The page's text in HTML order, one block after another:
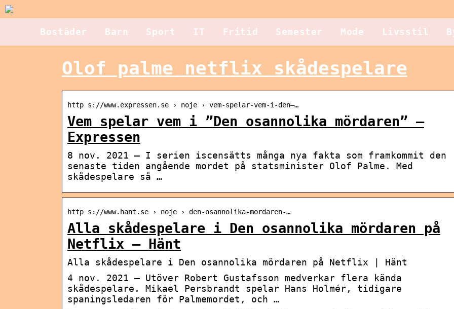
Bostäder Barn Sport IT Fritid Semester Mode Livsstil
Olof palme netflix skådespelare
http s://www.expressen.se › noje › vem-spelar-vem-i-den–…
Vem spelar vem i ”Den osannolika mördaren” –
Expressen
8 nov. 2021 — I serien iscensätts många nya fakta som framkommit den
senaste tiden angående mordet på statsminister Olof Palme. Med
skådespelare så …
http s://www.hant.se › noje › den-osannolika-mordaren-…
Alla skådespelare i Den osannolika mördaren på
Netflix – Hänt
Alla skådespelare i Den osannolika mördaren på Netflix | Hänt
4 nov. 2021 — Utöver Robert Gustafsson medverkar flera kända
skådespelare. Mikael Persbrandt spelar Hans Holmér, tidigare
spaningsledaren för Palmemordet, och …